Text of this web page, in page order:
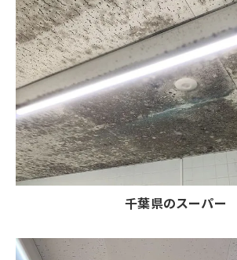
千葉県のスーパー